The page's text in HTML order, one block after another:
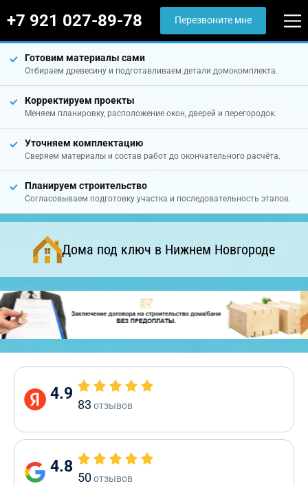
+7 921 027-89-78 Перезвоните мне
Готовим материалы сами
Отбираем древесину и подготавливаем детали домокомплекта.
Корректируем проекты
Меняем планировку, расположение окон, дверей и перегородок.
Уточняем комплектацию
Сверяем материалы и состав работ до окончательного расчёта.
Планируем строительство
Согласовываем подготовку участка и последовательность этапов.
Дома под ключ в Нижнем Новгороде
4.9
83 отзывов
4.8
50отзывов